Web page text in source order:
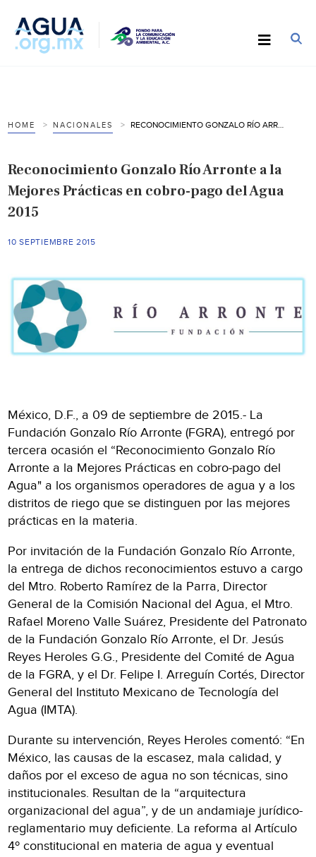
HOME NACIONALES
Reconocimiento Gonzalo Río Arronte a la
Mejores Prácticas en cobro-pago del Agua
2015
10 SEPTIEMBRE 2015
México, D.F., a 09 de septiembre de 2015.- La
Fundación Gonzalo Río Arronte (FGRA), entregó por
tercera ocasión el “Reconocimiento Gonzalo Río
Arronte a la Mejores Prácticas en cobro-pago del
Agua" a los organismos operadores de agua y a los
distritos de riego que se distinguen por las mejores
prácticas en la materia.
Por invitación de la Fundación Gonzalo Río Arronte,
la entrega de dichos reconocimientos estuvo a cargo
del Mtro. Roberto Ramírez de la Parra, Director
General de la Comisión Nacional del Agua, el Mtro.
Rafael Moreno Valle Suárez, Presidente del Patronato
de la Fundación Gonzalo Río Arronte, el Dr. Jesús
Reyes Heroles G.G., Presidente del Comité de Agua
de la FGRA, y el Dr. Felipe I. Arreguín Cortés, Director
General del Instituto Mexicano de Tecnología del
Agua (IMTA).
Durante su intervención, Reyes Heroles comentó: “En
México, las causas de la escasez, mala calidad, y
daños por el exceso de agua no son técnicas, sino
institucionales. Resultan de la “arquitectura
organizacional del agua”, y de un andamiaje jurídico-
reglamentario muy deficiente. La reforma al Artículo
4º constitucional en materia de agua y eventual